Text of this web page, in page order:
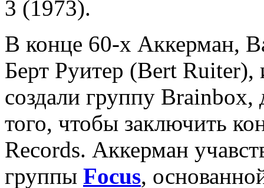
3 (1973).
В конце 60-х Аккерман,
Берт Руитер (Bert
создали группу
того, чтобы заключить
Records. Аккерман
группы Focus,